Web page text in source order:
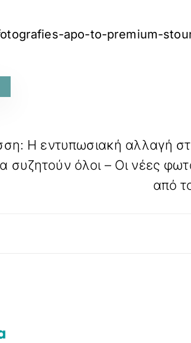
apo-to-premium-
Η εντυπωσιακή αλλαγή
συζητούν όλοι – Οι νέες
από